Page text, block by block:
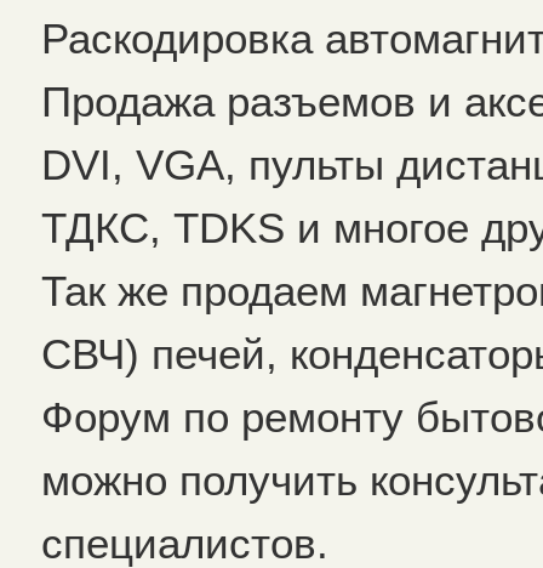
Раскодировка
Продажа разъемов и
DVI, VGA, пульты
ТДКС, TDKS и многое
Так же продаем
СВЧ) печей,
Форум по ремонту
можно получить
специалистов.